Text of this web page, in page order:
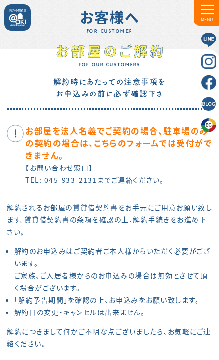
MENU
お客様へ
FOR CUSTOMER
お部屋のご解約
FOR OUR CUSTOMERS
解約時にあたっての注意事項を
お申込みの前に必ず確認下さ
お部屋を法人名義でご契約の場合、駐車場のみ
の契約の場合は、こちらのフォームでは受付がで
きません。
【お問い合わせ窓口】
TEL: 045-933-2131 までご連絡ください。
解約されるお部屋の賃貸借契約書をお手元にご用意お願い致し
ます。賃貸借契約書の条項を確認の上、解約手続きをお進め下
さい。
解約のお申込みはご契約者ご本人様からいただく必要がござ
います。
ご家族、ご入居者様からのお申込みの場合は無効とさせて頂
く場合がございます。
「解約予告期間」を確認の上、お申込みをお願い致します。
解約日の変更・キャンセルは出来ません。
解約につきまして何かご不明な点ございましたら、お気軽にご連
絡ください。